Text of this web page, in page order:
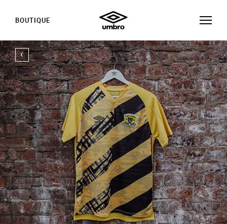
BOUTIQUE